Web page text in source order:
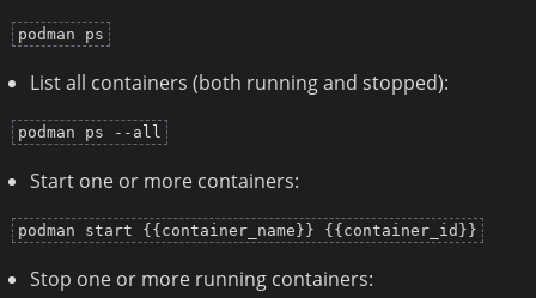
podman ps
List all containers (both running and stopped):
podman ps --all
Start one or more containers:
podman start {{container_name}} {{container_id}}
Stop one or more running containers: